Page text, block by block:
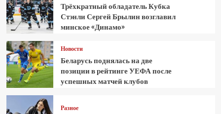
Трёхкратный обладатель Кубка
Стэнли Сергей Брылин возглавил
минское «Динамо»
Новости
Беларусь поднялась на две
позиции в рейтинге УЕФА после
успешных матчей клубов
Разное